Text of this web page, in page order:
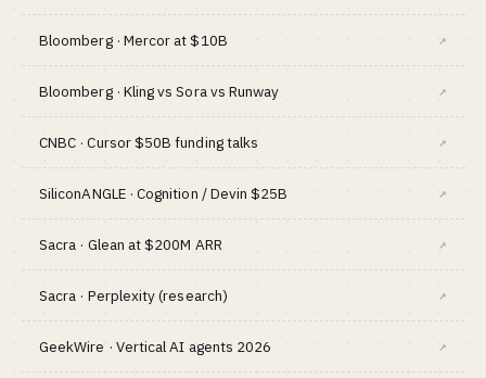
Bloomberg · Mercor at $10B ↗
Bloomberg · Kling vs Sora vs Runway ↗
CNBC · Cursor $50B funding talks ↗
SiliconANGLE · Cognition / Devin $25B ↗
Sacra · Glean at $200M ARR ↗
Sacra · Perplexity (research) ↗
GeekWire · Vertical AI agents 2026 ↗